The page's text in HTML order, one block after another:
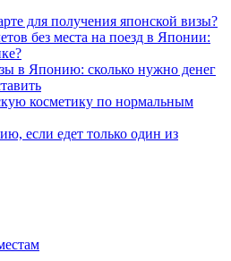
для получения японской визы?
без места на поезд в Японии:
в Японию: сколько нужно денег
косметику по нормальным
если едет только один из